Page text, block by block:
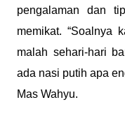
pengalaman dan
memikat. “Soalnya
malah sehari-hari
ada nasi putih apa
Mas Wahyu.